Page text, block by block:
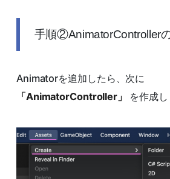
手順②AnimatorController
Animatorを追加したら、次に
「AnimatorController」
を作成し